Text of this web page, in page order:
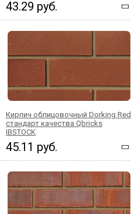
43.29 руб.
Кирпич облицовочный Dorking Red
стандарт качества Qbricks
IBSTOCK
45.11 руб.